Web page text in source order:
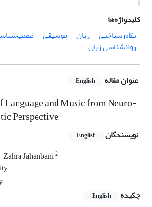
کلیدواژه‌ها
نظام شناختی
زبان موسیقی
روانشناسی زبان
عنوان مقاله English
Language and Music from Neuro-
Perspective
نویسندگان English
Zahra Jahanbani2
چکیده
English